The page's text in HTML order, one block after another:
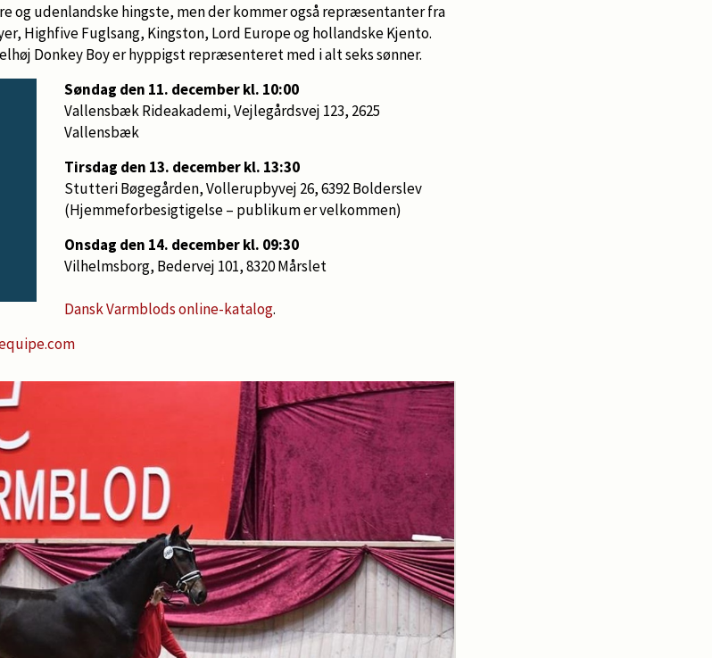
og udenlandske hingste, men der kommer også repræsentanter fra
Highfive Fuglsang, Kingston, Lord Europe og hollandske Kjento.
Donkey Boy er hyppigst repræsenteret med i alt seks sønner.
Søndag den 11. december kl. 10:00
Vallensbæk Rideakademi, Vejlegårdsvej 123, 2625
Vallensbæk
Tirsdag den 13. december kl. 13:30
Stutteri Bøgegården, Vollerupbyvej 26, 6392 Bolderslev
(Hjemmeforbesigtigelse – publikum er velkommen)
Onsdag den 14. december kl. 09:30
Vilhelmsborg, Bedervej 101, 8320 Mårslet
Dansk Varmblods online-katalog.